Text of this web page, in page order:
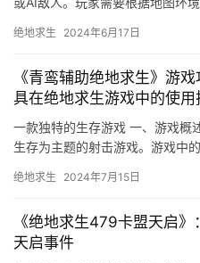
绝地求生 2024年6月17日
《青鸾辅助绝地求生》游
具在绝地求生游戏中的使用
一款独特的生存游戏 一、游戏概
生存为主题的射击游戏。游戏中
绝地求生 2024年7月15日
《绝地求生479卡盟天启
天启事件